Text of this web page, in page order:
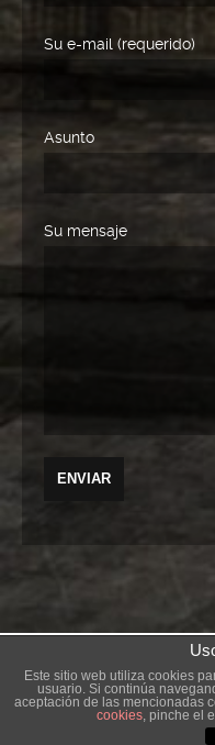
Su e-mail (requerido)
Asunto
Su mensaje
Este sitio web utiliza cookies
usuario. Si continúa
aceptación de las mencionadas
cookies, pinche el